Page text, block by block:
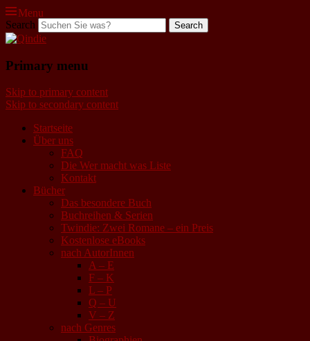
Menu
Qindie
Search
Primary menu
Skip to primary content
Skip to secondary content
Startseite
Über uns
FAQ
Die Wer macht was Liste
Kontakt
Bücher
Das besondere Buch
Buchreihen & Serien
Twindie: Zwei Romane – ein Preis
Kostenlose eBooks
nach AutorInnen
A – E
F – K
L – P
Q – U
V – Z
nach Genres